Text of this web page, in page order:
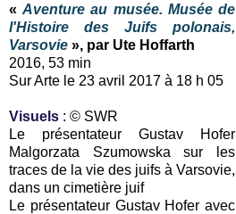
«Aventure au musée. Musée de
l'Histoire des Juifs polonais,
Varsovie », par Ute Hoffarth
2016, 53 min
Sur Arte le 23 avril 2017 à 18 h 05
Visuels : © SWR
Le présentateur Gustav Hofer
Malgorzata Szumowska sur les
traces de la vie des juifs à Varsovie,
dans un cimetière juif
Le présentateur Gustav Hofer avec